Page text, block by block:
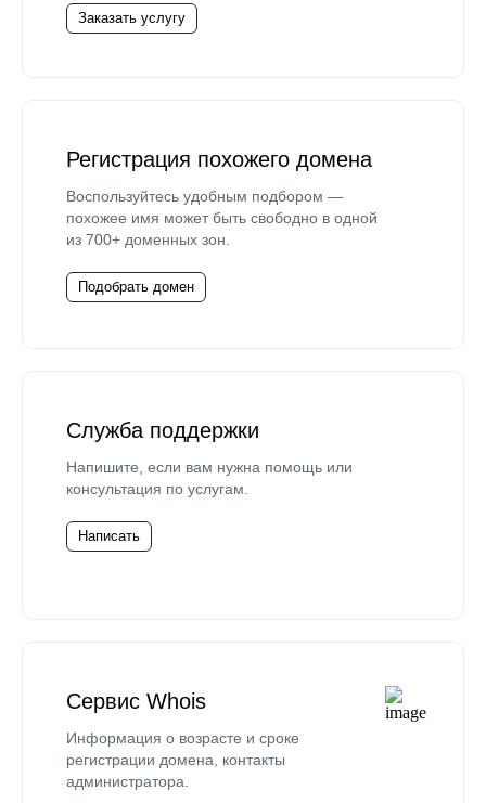
Заказать услугу
Регистрация похожего домена
Воспользуйтесь удобным подбором —
похожее имя может быть свободно в одной
из 700+ доменных зон.
Подобрать домен
Служба поддержки
Напишите, если вам нужна помощь или
консультация по услугам.
Написать
Сервис Whois
Информация о возрасте и сроке
регистрации домена, контакты
администратора.